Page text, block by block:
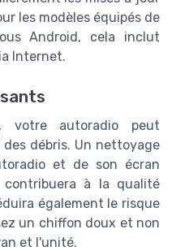
les modèles équipés de
Android, cela inclut
Internet.
votre autoradio peut
débris. Un nettoyage
et de son écran
à la qualité
également le risque
un chiffon doux et non
et l'unité.